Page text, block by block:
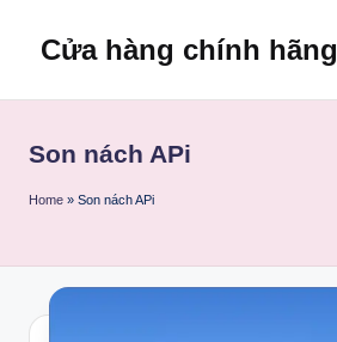
Cửa hàng chính hãng
Son nách APi
Home » Son nách APi